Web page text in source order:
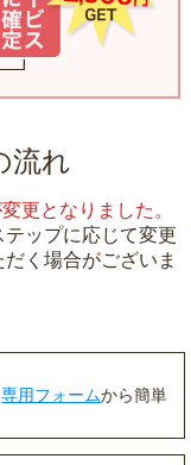
流れ
更となりました。
ップに応じて変更
く場合がございま
専用フォームから簡単